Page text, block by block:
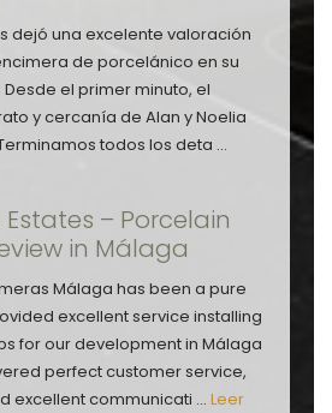
dejó una excelente valoración
de porcelánico en su
el primer minuto, el
y cercanía de Alan y Noelia
todos los deta ...
– Porcelain
in Málaga
Málaga has been a pure
excellent service installing
for our development in Málaga
perfect customer service,
excellent communicati ... Leer